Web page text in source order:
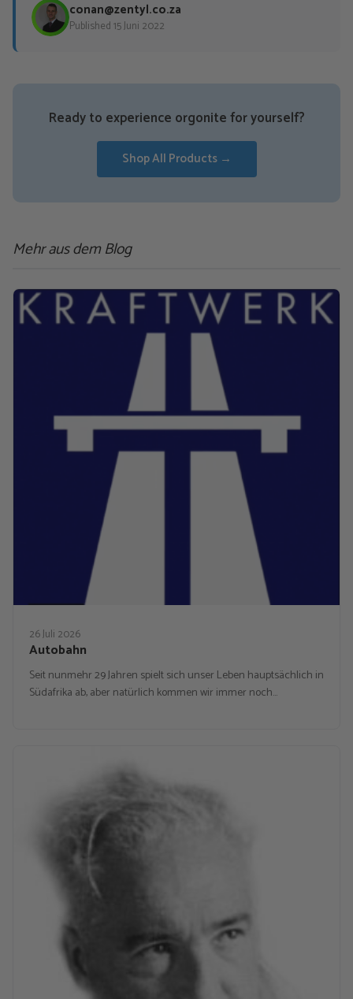
conan@zentyl.co.za
Published 15 Juni 2022
Ready to experience orgonite for yourself?
Shop All Products →
Mehr aus dem Blog
26 Juli 2026
Autobahn
Seit nunmehr 29 Jahren spielt sich unser Leben hauptsächlich in
Südafrika ab, aber natürlich kommen wir immer noch…